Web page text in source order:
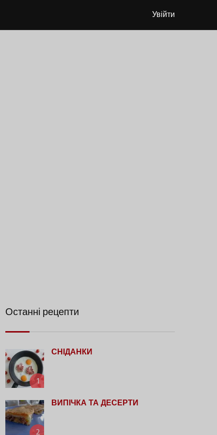
Увійти
Останні рецепти
1
СНІДАНКИ
ВИПІЧКА ТА ДЕСЕРТИ